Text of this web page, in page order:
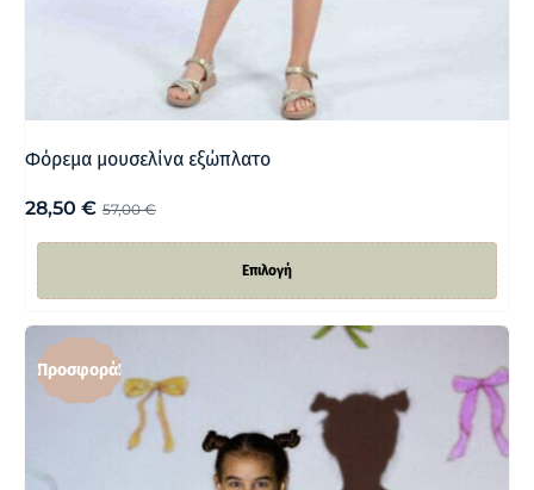
Φόρεμα μουσελίνα εξώπλατο
57,00€
28,50 €
Επιλογή
Προσφορά!